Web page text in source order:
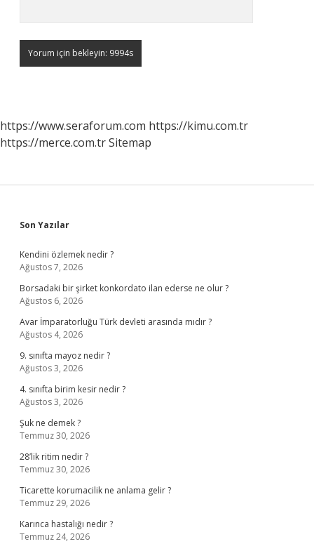
https://www.seraforum.com https://kimu.com.tr
https://merce.com.trSitemap
Sidebar
Son Yazılar
Kendini özlemek nedir ?
Ağustos 7, 2026
Borsadaki bir şirket konkordato ilan ederse ne olur ?
Ağustos 6, 2026
Avar İmparatorluğu Türk devleti arasında mıdır ?
Ağustos 4, 2026
9. sınıfta mayoz nedir ?
Ağustos 3, 2026
4. sınıfta birim kesir nedir ?
Ağustos 3, 2026
Şuk ne demek ?
Temmuz 30, 2026
28’lik ritim nedir ?
Temmuz 30, 2026
Ticarette korumacilik ne anlama gelir ?
Temmuz 29, 2026
Karınca hastalığı nedir ?
Temmuz 24, 2026